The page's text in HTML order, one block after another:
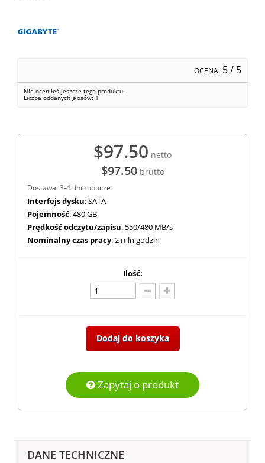
OCENA: 5/ 5
Nie oceniłeś jeszcze tego produktu.
Liczba oddanych głosów: 1
$97.50 netto
$97.50brutto
Dostawa: 3-4 dni robocze
Interfejs dysku: SATA
Pojemność: 480 GB
Prędkość odczytu/zapisu: 550/480 MB/s
Nominalny czas pracy: 2 mln godzin
Ilość:
Dodaj do koszyka
Zapytaj o produkt
DANE TECHNICZNE